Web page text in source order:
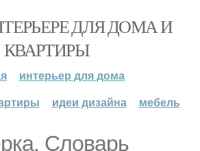
ДЛЯ ДОМА И
КВАРТИРЫ
интерьер для дома
идеи дизайна мебель
Словарь